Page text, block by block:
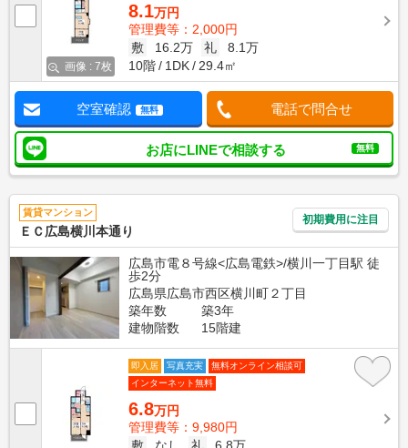
画像 : 7枚
8.1万円
管理費等：2,000円
敷
16.2万 礼
8.1万
10階
1DK 29.4㎡
空室確認 無料 電話で問合せ
お店にLINEで相談する 無料
賃貸マンション
ＥＣ広島横川本通り
初期費用に注目
広島市電８号線<広島電鉄>/横川一丁目駅 徒
歩2分
広島県広島市西区横川町２丁目
築年数
築3年
建物階数
15階建
即入居 写真充実
無料オンライン相談可
インターネット無料
6.8万円
管理費等：9,980円